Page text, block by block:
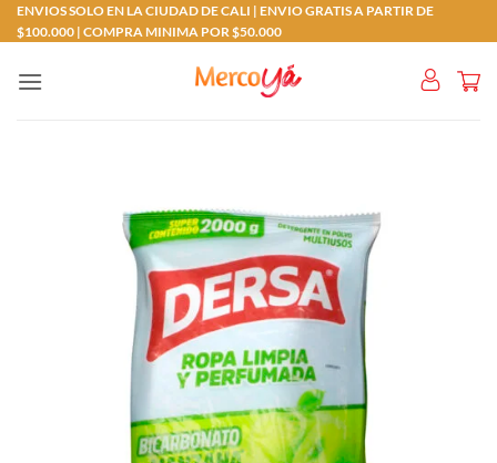
Saltar
al
ENVIOS SOLO EN LA CIUDAD DE CALI | ENVIO GRATIS A PARTIR DE
$100.000 | COMPRA MINIMA POR $50.000